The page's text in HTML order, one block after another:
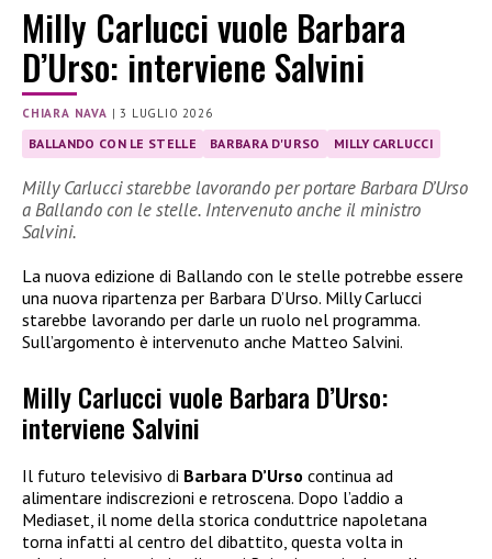
Milly Carlucci vuole Barbara
D’Urso: interviene Salvini
CHIARA NAVA |3 LUGLIO 2026
BALLANDO CON LE STELLE BARBARA D'URSO MILLY CARLUCCI
Milly Carlucci starebbe lavorando per portare Barbara D’Urso
a Ballando con le stelle. Intervenuto anche il ministro
Salvini.
La nuova edizione di Ballando con le stelle potrebbe essere
una nuova ripartenza per Barbara D’Urso. Milly Carlucci
starebbe lavorando per darle un ruolo nel programma.
Sull’argomento è intervenuto anche Matteo Salvini.
Milly Carlucci vuole Barbara D’Urso:
interviene Salvini
Il futuro televisivo di Barbara D’Urso continua ad
alimentare indiscrezioni e retroscena. Dopo l’addio a
Mediaset, il nome della storica conduttrice napoletana
torna infatti al centro del dibattito, questa volta in